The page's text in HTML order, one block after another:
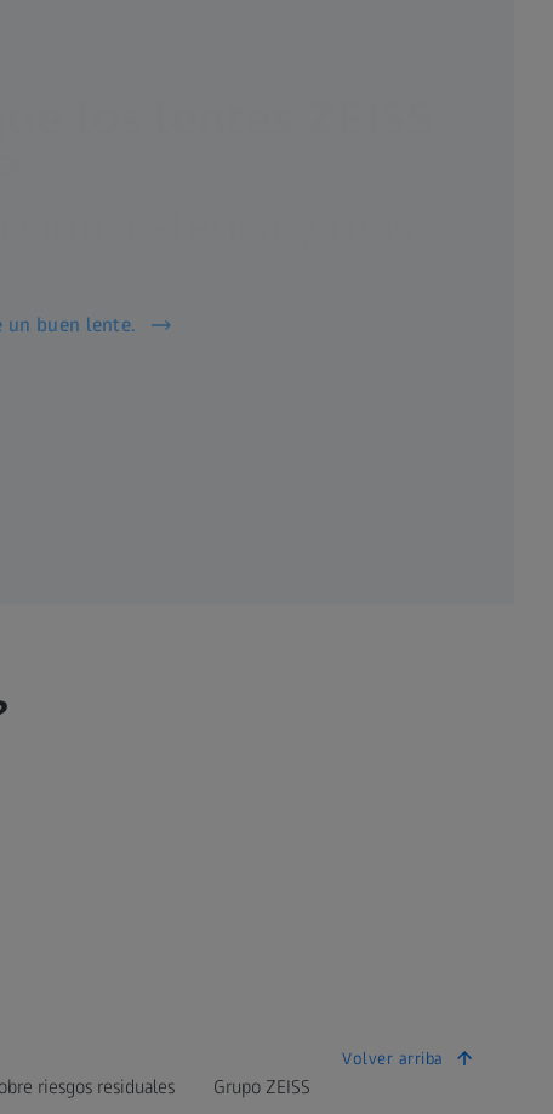
un buen lente.
Volver arriba
riesgos residuales Grupo ZEISS